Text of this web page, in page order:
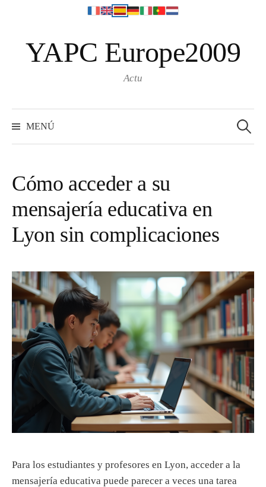
r
a
n
t
d
o
YAPC Europe2009
Actu
MENÚ
e
a
Cómo acceder a su
mensajería educativa en
Lyon sin complicaciones
Para los estudiantes y profesores en Lyon, acceder a la
mensajería educativa puede parecer a veces una tarea